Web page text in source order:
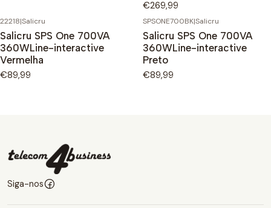
€269,99
22218|Salicru
Salicru SPS One 700VA
360WLine-interactive
Vermelha
€89,99
SPSONE700BK|Salicru
Salicru SPS One 700VA
360WLine-interactive
Preto
€89,99
Siga-nos